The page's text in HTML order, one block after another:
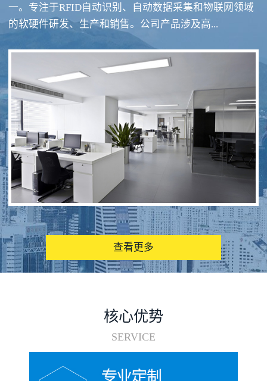
RFID酒类防伪系统方案 RFID智慧食堂系统
图书馆RFID电子标签管理系统
一。专注于RFID自动识别、自动数据采集和物联网领域
的软硬件研发、生产和销售。公司产品涉及高...
查看更多
核心优势
SERVICE